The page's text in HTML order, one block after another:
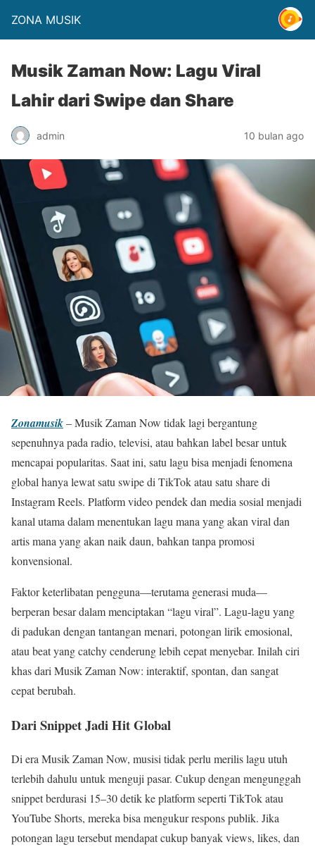
ZONA MUSIK
Musik Zaman Now: Lagu Viral
Lahir dari Swipe dan Share
admin 10 bulan ago
Zonamusik– Musik Zaman Now tidak lagi bergantung
sepenuhnya pada radio, televisi, atau bahkan label besar untuk
mencapai popularitas. Saat ini, satu lagu bisa menjadi fenomena
global hanya lewat satu swipe di TikTok atau satu share di
Instagram Reels. Platform video pendek dan media sosial menjadi
kanal utama dalam menentukan lagu mana yang akan viral dan
artis mana yang akan naik daun, bahkan tanpa promosi
konvensional.
Faktor keterlibatan pengguna—terutama generasi muda—
berperan besar dalam menciptakan “lagu viral”. Lagu-lagu yang
di padukan dengan tantangan menari, potongan lirik emosional,
atau beat yang catchy cenderung lebih cepat menyebar. Inilah ciri
khas dari Musik Zaman Now: interaktif, spontan, dan sangat
cepat berubah.
Dari Snippet Jadi Hit Global
Di era Musik Zaman Now, musisi tidak perlu merilis lagu utuh
terlebih dahulu untuk menguji pasar. Cukup dengan mengunggah
snippet berdurasi 15–30 detik ke platform seperti TikTok atau
YouTube Shorts, mereka bisa mengukur respons publik. Jika
potongan lagu tersebut mendapat cukup banyak views, likes, dan